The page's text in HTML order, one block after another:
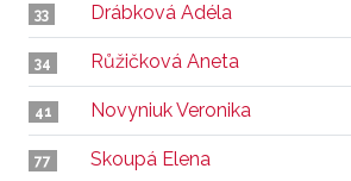
33 Drábková Adéla
34 Růžičková Aneta
41 Novyniuk Veronika
77 Skoupá Elena